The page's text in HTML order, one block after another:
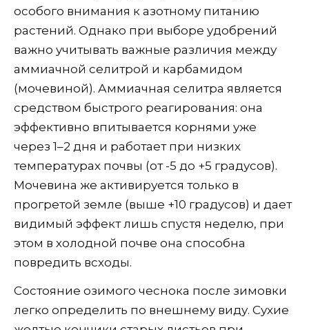
особого внимания к азотному питанию
растений. Однако при выборе удобрений
важно учитывать важные различия между
аммиачной селитрой и карбамидом
(мочевиной). Аммиачная селитра является
средством быстрого реагирования: она
эффективно впитывается корнями уже
через 1–2 дня и работает при низких
температурах почвы (от -5 до +5 градусов).
Мочевина же активируется только в
прогретой земле (выше +10 градусов) и дает
видимый эффект лишь спустя неделю, при
этом в холодной почве она способна
повредить всходы.
Состояние озимого чеснока после зимовки
легко определить по внешнему виду. Сухие